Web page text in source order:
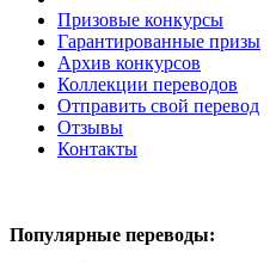
Призовые конкурсы
Гарантированные призы
Архив конкурсов
Коллекции переводов
Отправить свой перевод
Отзывы
Контакты
Популярные переводы: